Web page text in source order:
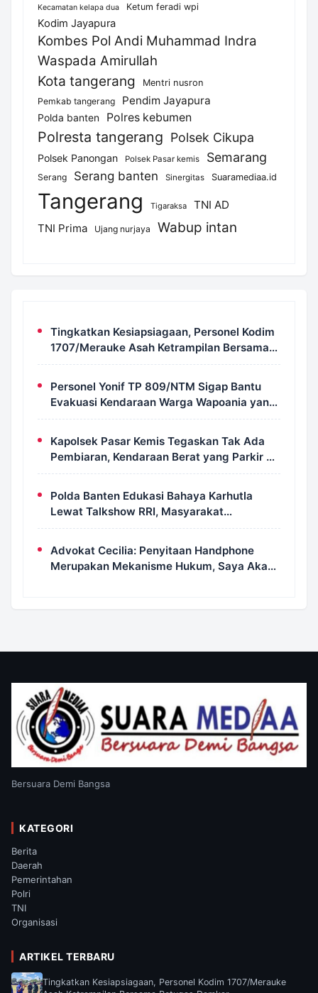
Kecamatan kelapa dua Ketum feradi wpi
Kodim Jayapura
Kombes Pol Andi Muhammad Indra
Waspada Amirullah
Kota tangerang
Mentri nusron
Pemkab tangerang
Pendim Jayapura
Polda banten Polres kebumen
Polresta tangerang Polsek Cikupa
Polsek Panongan Polsek Pasar kemis Semarang
Serang Serang banten Sinergitas Suaramediaa.id
Tangerang Tigaraksa
TNI AD
TNI Prima
Ujang nurjaya Wabup intan
Tingkatkan Kesiapsiagaan, Personel Kodim
1707/Merauke Asah Ketrampilan Bersama
Petugas Damkar
Personel Yonif TP 809/NTM Sigap Bantu
Evakuasi Kendaraan Warga Wapoania yang
Terperosok ke Jurang
Kapolsek Pasar Kemis Tegaskan Tak Ada
Pembiaran, Kendaraan Berat yang Parkir di
Bahu Jalan Langsung Ditertibkan
Polda Banten Edukasi Bahaya Karhutla
Lewat Talkshow RRI, Masyarakat
Diingatkan Ancaman Pidana Pembakaran
Advokat Cecilia: Penyitaan Handphone
Merupakan Mekanisme Hukum, Saya Akan
Bersuara Demi Bangsa
KATEGORI
Berita
Daerah
Pemerintahan
Polri
TNI
Organisasi
ARTIKEL TERBARU
Tingkatkan Kesiapsiagaan, Personel Kodim 1707/Merauke